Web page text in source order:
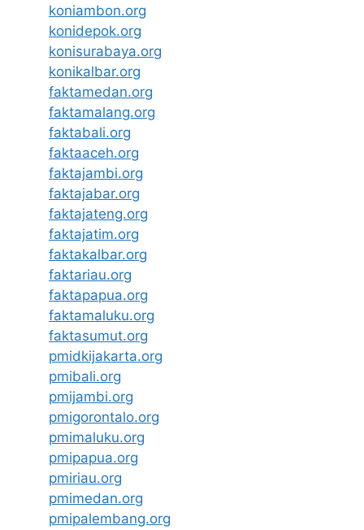
koniambon.org
konidepok.org
konisurabaya.org
konikalbar.org
faktamedan.org
faktamalang.org
faktabali.org
faktaaceh.org
faktajambi.org
faktajabar.org
faktajateng.org
faktajatim.org
faktakalbar.org
faktariau.org
faktapapua.org
faktamaluku.org
faktasumut.org
pmidkijakarta.org
pmibali.org
pmijambi.org
pmigorontalo.org
pmimaluku.org
pmipapua.org
pmiriau.org
pmimedan.org
pmipalembang.org